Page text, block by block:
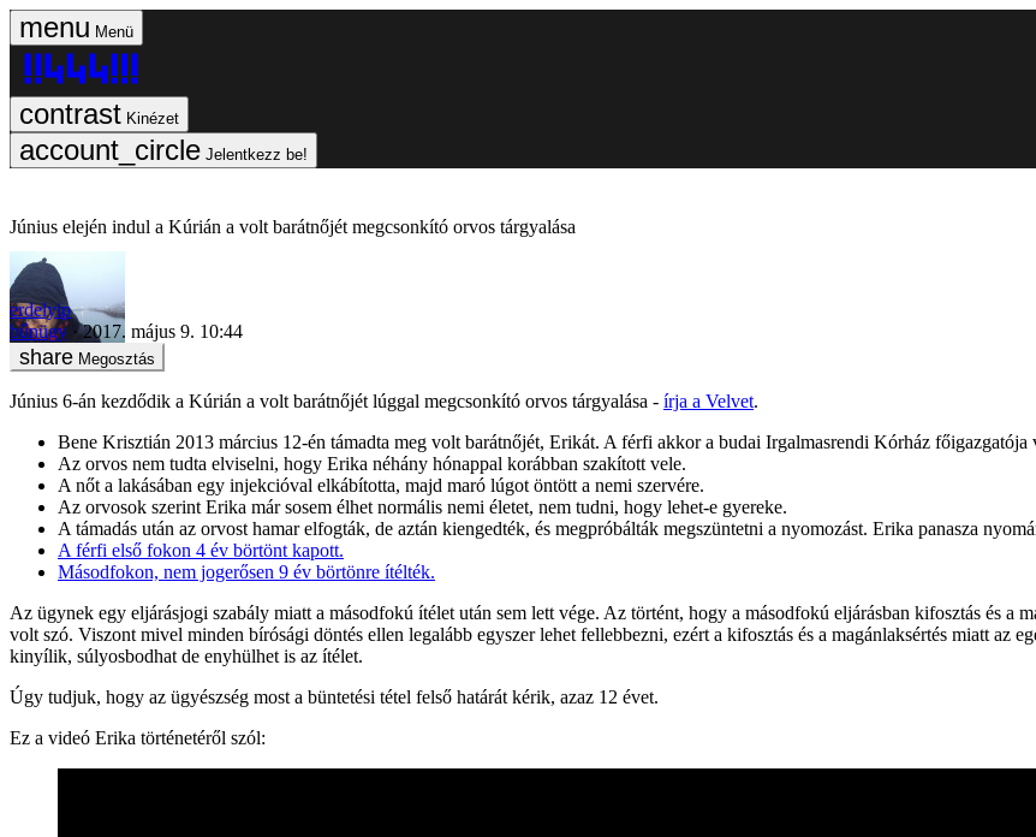
Menü
Kinézet
Jelentkezz be!
Június elején indul a Kúrián a volt barátnőjét megcsonkító orvos tárgyalása
erdelyip
bűnügy
2017. május 9. 10:44
Megosztás
Június 6-án kezdődik a Kúrián a volt barátnőjét lúggal megcsonkító orvos tárgyalása - írja a Velvet.
Bene Krisztián 2013 március 12-én támadta meg volt barátnőjét, Erikát. A férfi akkor a budai Irgalmasrendi Kórház főigazgatója
Az orvos nem tudta elviselni, hogy Erika néhány hónappal korábban szakított vele.
A nőt a lakásában egy injekcióval elkábította, majd maró lúgot öntött a nemi szervére.
Az orvosok szerint Erika már sosem élhet normális nemi életet, nem tudni, hogy lehet-e gyereke.
A támadás után az orvost hamar elfogták, de aztán kiengedték, és megpróbálták megszüntetni a nyomozást. Erika panasza
A férfi első fokon 4 év börtönt kapott.
Másodfokon, nem jogerősen 9 év börtönre ítélték.
Az ügynek egy eljárásjogi szabály miatt a másodfokú ítélet után sem lett vége. Az történt, hogy a másodfokú eljárásban kifosztás és a
volt szó. Viszont mivel minden bírósági döntés ellen legalább egyszer lehet fellebbezni, ezért a kifosztás és a magánlaksértés miatt az
kinyílik, súlyosbodhat de enyhülhet is az ítélet.
Úgy tudjuk, hogy az ügyészség most a büntetési tétel felső határát kérik, azaz 12 évet.
Ez a videó Erika történetéről szól: